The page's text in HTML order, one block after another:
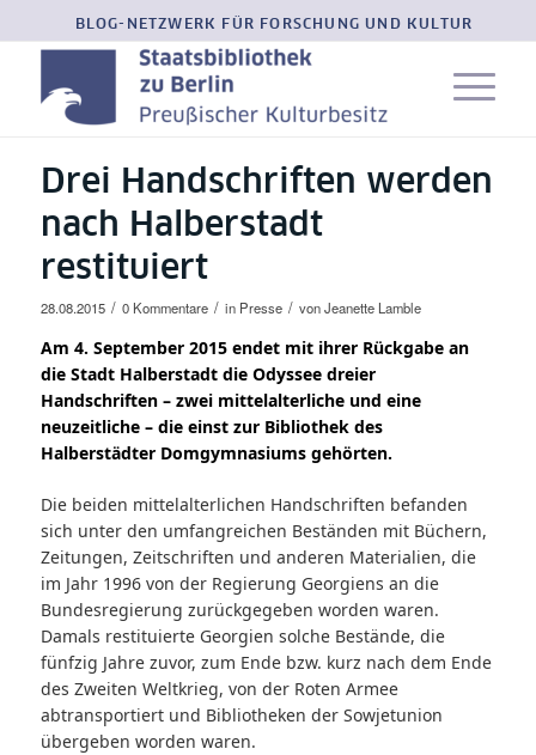
BLOG-NETZWERK FÜR FORSCHUNG UND KULTUR
Drei Handschriften werden
nach Halberstadt
restituiert
28.08.2015 / 0 Kommentare / in Presse / vonJeanette Lamble
Am 4. September 2015 endet mit ihrer Rückgabe an
die Stadt Halberstadt die Odyssee dreier
Handschriften – zwei mittelalterliche und eine
neuzeitliche – die einst zur Bibliothek des
Halberstädter Domgymnasiums gehörten.
Die beiden mittelalterlichen Handschriften befanden
sich unter den umfangreichen Beständen mit Büchern,
Zeitungen, Zeitschriften und anderen Materialien, die
im Jahr 1996 von der Regierung Georgiens an die
Bundesregierung zurückgegeben worden waren.
Damals restituierte Georgien solche Bestände, die
fünfzig Jahre zuvor, zum Ende bzw. kurz nach dem Ende
des Zweiten Weltkrieg, von der Roten Armee
abtransportiert und Bibliotheken der Sowjetunion
übergeben worden waren.